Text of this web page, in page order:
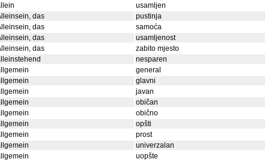
usamljen
das
pustinja
das
samoća
das
usamljenost
das
zabito mjesto
nesparen
general
glavni
javan
običan
obično
opšti
prost
univerzalan
uopšte